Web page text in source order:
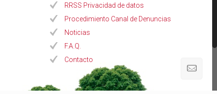
RRSS Privacidad de datos
Procedimiento Canal de Denuncias
Noticias
F.A.Q.
Contacto